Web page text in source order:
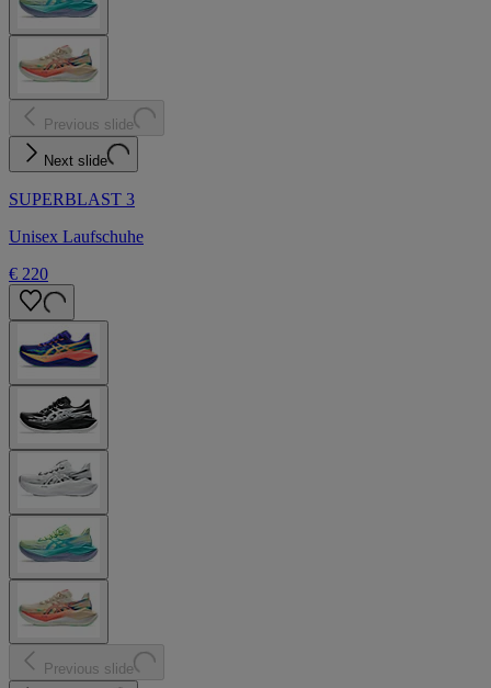
Previous slide
Next slide
SUPERBLAST 3
Unisex Laufschuhe
€ 220
Previous slide